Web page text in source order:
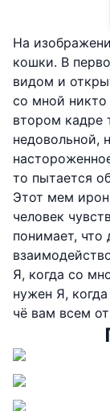
На
кошки. В
видом и
со мной
втором кадре
недовольной,
то пытается
Этот мем
человек
понимает, что
Я, когда со
нужен Я,
чё вам всем